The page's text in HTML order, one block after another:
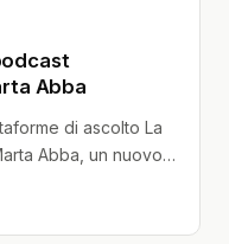
Abba
di ascolto La
Abba, un nuovo